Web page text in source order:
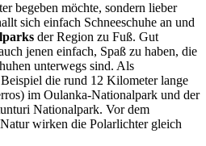
begeben möchte, sondern lieber
sich einfach Schneeschuhe an und
der Region zu Fuß. Gut
jenen einfach, Spaß zu haben, die
unterwegs sind. Als
die rund 12 Kilometer lange
im Oulanka-Nationalpark und der
Nationalpark. Vor dem
wirken die Polarlichter gleich